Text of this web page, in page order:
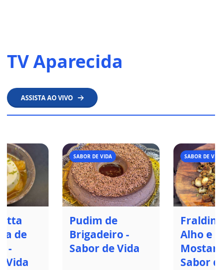
TV Aparecida
ASSISTA AO VIVO
de
-
Vida
SABOR DE VIDA
Pudim de
Brigadeiro -
Sabor de Vida
SABOR DE
Alho e
Sabor